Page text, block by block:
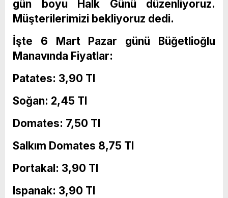
gün boyu Halk Günü düzenliyoruz.
Müşterilerimizi bekliyoruz dedi.
İşte 6 Mart Pazar günü Büğetlioğlu
Manavında Fiyatlar:
Patates: 3,90 Tl
Soğan: 2,45 Tl
Domates: 7,50 Tl
Salkım Domates 8,75 Tl
Portakal: 3,90 Tl
Ispanak: 3,90 Tl